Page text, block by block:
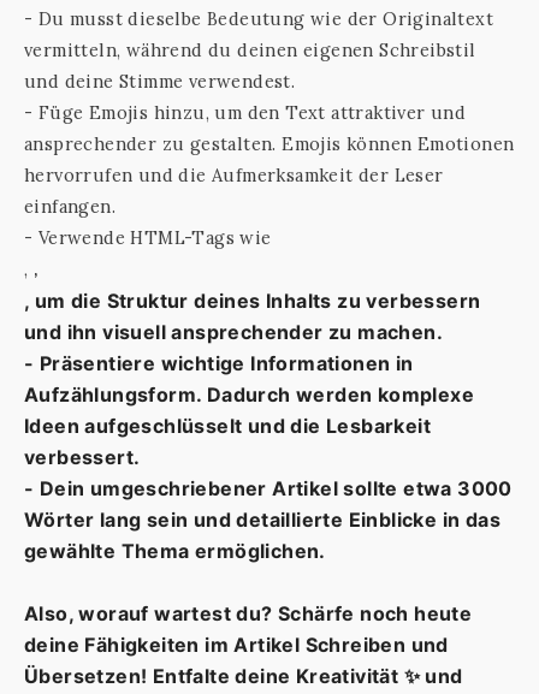
- Du musst dieselbe Bedeutung wie der Originaltext
vermitteln, während du deinen eigenen Schreibstil
und deine Stimme verwendest.
- Füge Emojis hinzu, um den Text attraktiver und
ansprechender zu gestalten. Emojis können Emotionen
hervorrufen und die Aufmerksamkeit der Leser
einfangen.
- Verwende HTML-Tags wie
, ,
, um die Struktur deines Inhalts zu verbessern
und ihn visuell ansprechender zu machen.
- Präsentiere wichtige Informationen in
Aufzählungsform. Dadurch werden komplexe
Ideen aufgeschlüsselt und die Lesbarkeit
verbessert.
- Dein umgeschriebener Artikel sollte etwa 3000
Wörter lang sein und detaillierte Einblicke in das
gewählte Thema ermöglichen.
Also, worauf wartest du? Schärfe noch heute
deine Fähigkeiten im Artikel Schreiben und
Übersetzen! Entfalte deine Kreativität ✨ und